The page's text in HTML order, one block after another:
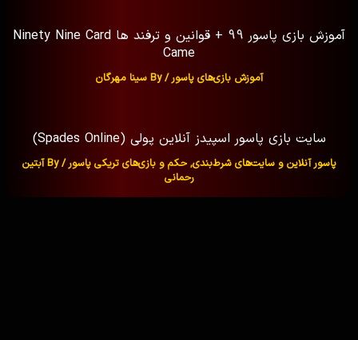
آموزش بازی پاسور 99 + قوانین و ترفند ها Ninety Nine Card
Came
آموزش بازی‌های پاسور / By سینا مهرگان
سایت بازی پاسور اسپیدز آنلاین پولی (Spades Online)
پاسور آنلاین و سایت‌های شرط‌بندی, حکم و بازی‌های تریکی پاسور / By
آبتین
رحمانی